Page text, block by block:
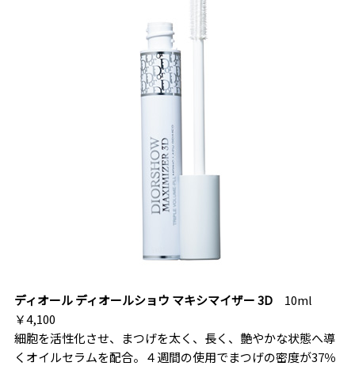
ディオール ディオールショウ マキシマイザー 3D10ml
￥4,100
細胞を活性化させ、まつげを太く、長く、艶やかな状態へ導
くオイルセラムを配合。４週間の使用でまつげの密度が37％